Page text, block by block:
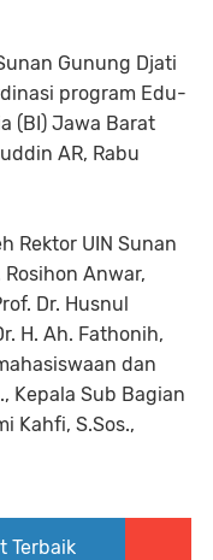
Gunung Djati
program Edu-
(BI) Jawa Barat
AR, Rabu
Rektor UIN Sunan
Anwar,
Dr. Husnul
H. Ah. Fathonih,
dan
Kepala Sub Bagian
Kahfi, S.Sos.,
Terbaik